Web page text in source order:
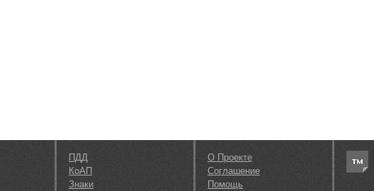
ПДД
КоАП
Знаки
О Проекте
Соглашение
Помощь